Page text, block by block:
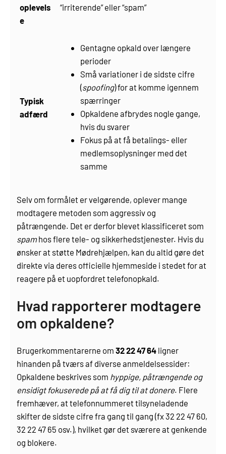
oplevels
e
“irriterende” eller “spam”
Typisk
adfærd
Gentagne opkald over længere
perioder
Små variationer i de sidste cifre
(spoofing) for at komme igennem
spærringer
Opkaldene afbrydes nogle gange,
hvis du svarer
Fokus på at få betalings- eller
medlemsoplysninger med det
samme
Selv om formålet er velgørende, oplever mange
modtagere metoden som aggressiv og
påtrængende. Det er derfor blevet klassificeret som
spamhos flere tele- og sikkerhedstjenester. Hvis du
ønsker at støtte Mødrehjælpen, kan du altid gøre det
direkte via deres officielle hjemmeside i stedet for at
reagere på et uopfordret telefonopkald.
Hvad rapporterer modtagere
om opkaldene?
Brugerkommentarerne om32 22 47 64 ligner
hinanden på tværs af diverse anmeldelsessider:
Opkaldene beskrives som hyppige, påtrængende og
ensidigt fokuserede på at få dig til at donere. Flere
fremhæver, at telefonnummeret tilsyneladende
skifter de sidste cifre fra gang til gang (fx 32 22 47 60,
32 22 47 65 osv.), hvilket gør det sværere at genkende
og blokere.